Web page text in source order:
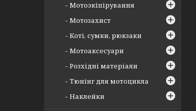
Мотоэкіпірування
Мотозахист
Коті, сумки, рюкзаки
Мотоаксесуари
Розхідні матеріали
Тюнінг для мотоцикла
Наклейки